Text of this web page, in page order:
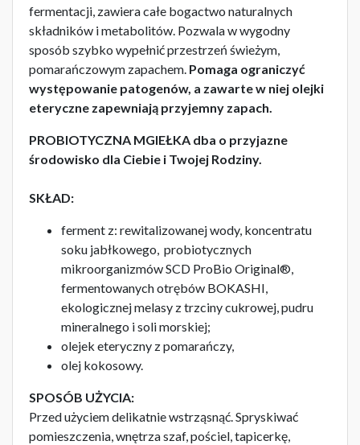
fermentacji, zawiera całe bogactwo naturalnych
składników i metabolitów. Pozwala w wygodny
sposób szybko wypełnić przestrzeń świeżym,
pomarańczowym zapachem. Pomaga ograniczyć
występowanie patogenów, a zawarte w niej olejki
eteryczne zapewniają przyjemny zapach.
PROBIOTYCZNA MGIEŁKA dba o przyjazne
środowisko dla Ciebie i Twojej Rodziny.
SKŁAD:
ferment z: rewitalizowanej wody, koncentratu
soku jabłkowego, probiotycznych
mikroorganizmów SCD ProBio Original®,
fermentowanych otrębów BOKASHI,
ekologicznej melasy z trzciny cukrowej, pudru
mineralnego i soli morskiej;
olejek eteryczny z pomarańczy,
olej kokosowy.
SPOSÓB UŻYCIA:
Przed użyciem delikatnie wstrząsnąć. Spryskiwać
pomieszczenia, wnętrza szaf, pościel, tapicerkę,